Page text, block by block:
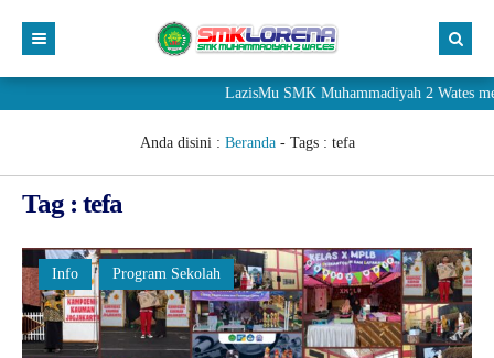
LazisMu SMK Muhammadiyah 2 Wates
Anda disini : Beranda- Tags : tefa
Tag : tefa
Info Program Sekolah